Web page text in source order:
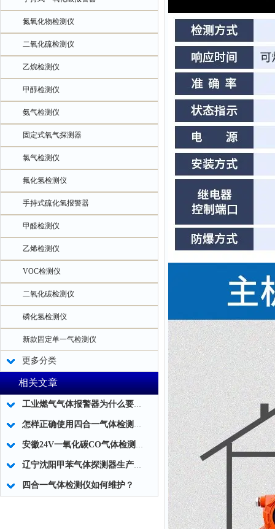
氮氧化物检测仪
二氧化硫检测仪
乙烷检测仪
甲醇检测仪
氨气检测仪
固定式氧气探测器
氯气检测仪
氟化氢检测仪
手持式硫化氢报警器
甲醛检测仪
乙烯检测仪
VOC检测仪
二氧化碳检测仪
磷化氢检测仪
新款固定单一气检测仪
更多分类
相关文章
工业燃气气体报警器为什么要设置二级报警
怎样正确使用四合一气体检测仪？
安徽24V一氧化碳CO气体检测仪服务公司
辽宁沈阳甲苯气体探测器生产厂家
四合一气体检测仪如何维护？